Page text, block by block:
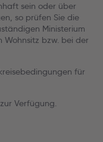
sein oder über
so prüfen Sie die
Ministerium
bzw. bei der
für
Verfügung.